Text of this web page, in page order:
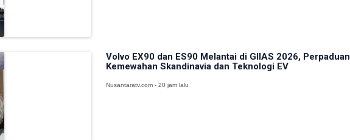
Volvo EX90 dan ES90 Melantai di GIIAS 2026, Perpaduan
Kemewahan Skandinavia dan Teknologi EV
Nusantaratv.com - 20 jam lalu